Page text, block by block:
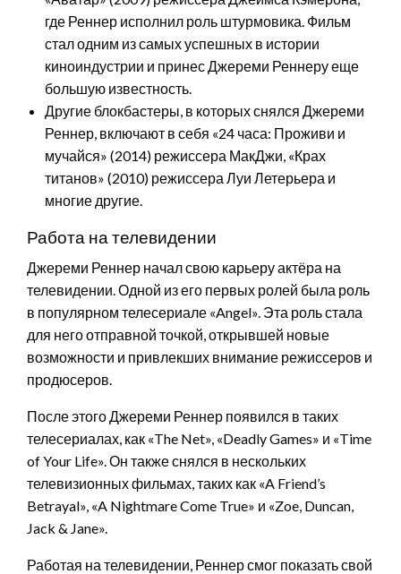
где Реннер исполнил роль штурмовика. Фильм
стал одним из самых успешных в истории
киноиндустрии и принес Джереми Реннеру еще
большую известность.
Другие блокбастеры, в которых снялся Джереми
Реннер, включают в себя «24 часа: Проживи и
мучайся» (2014) режиссера МакДжи, «Крах
титанов» (2010) режиссера Луи Летерьера и
многие другие.
Работа на телевидении
Джереми Реннер начал свою карьеру актёра на
телевидении. Одной из его первых ролей была роль
в популярном телесериале «Angel». Эта роль стала
для него отправной точкой, открывшей новые
возможности и привлекших внимание режиссеров и
продюсеров.
После этого Джереми Реннер появился в таких
телесериалах, как «The Net», «Deadly Games» и «Time
of Your Life». Он также снялся в нескольких
телевизионных фильмах, таких как «A Friend’s
Betrayal», «A Nightmare Come True» и «Zoe, Duncan,
Jack & Jane».
Работая на телевидении, Реннер смог показать свой